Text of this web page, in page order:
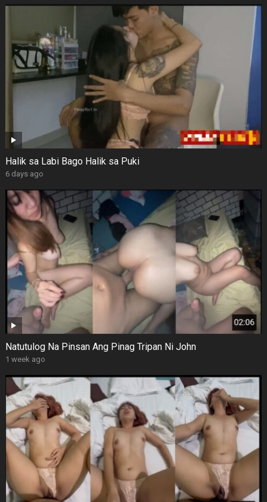
Halik sa Labi Bago Halik sa Puki
6 days ago
Natutulog Na Pinsan Ang Pinag Tripan Ni John
1 week ago